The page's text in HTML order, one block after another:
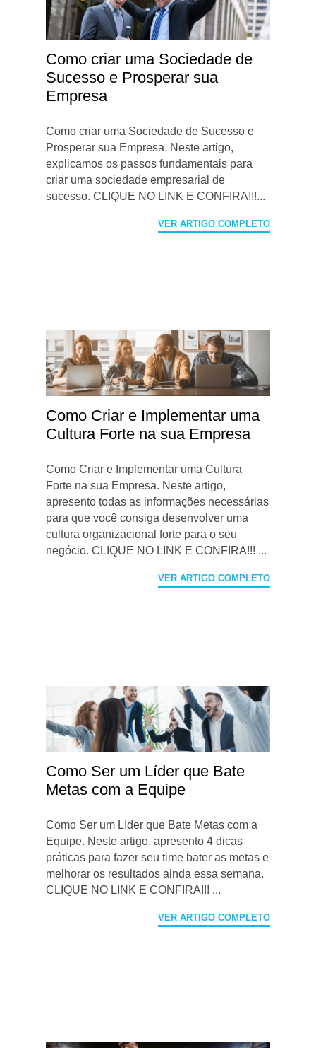
Como criar uma Sociedade de
Sucesso e Prosperar sua
Empresa
Como criar uma Sociedade de Sucesso e
Prosperar sua Empresa. Neste artigo,
explicamos os passos fundamentais para
criar uma sociedade empresarial de
sucesso. CLIQUE NO LINK E CONFIRA!!!...
VER ARTIGO COMPLETO
Como Criar e Implementar uma
Cultura Forte na sua Empresa
Como Criar e Implementar uma Cultura
Forte na sua Empresa. Neste artigo,
apresento todas as informações necessárias
para que você consiga desenvolver uma
cultura organizacional forte para o seu
negócio. CLIQUE NO LINK E CONFIRA!!! ...
VER ARTIGO COMPLETO
Como Ser um Líder que Bate
Metas com a Equipe
Como Ser um Líder que Bate Metas com a
Equipe. Neste artigo, apresento 4 dicas
práticas para fazer seu time bater as metas e
melhorar os resultados ainda essa semana.
CLIQUE NO LINK E CONFIRA!!! ...
VER ARTIGO COMPLETO